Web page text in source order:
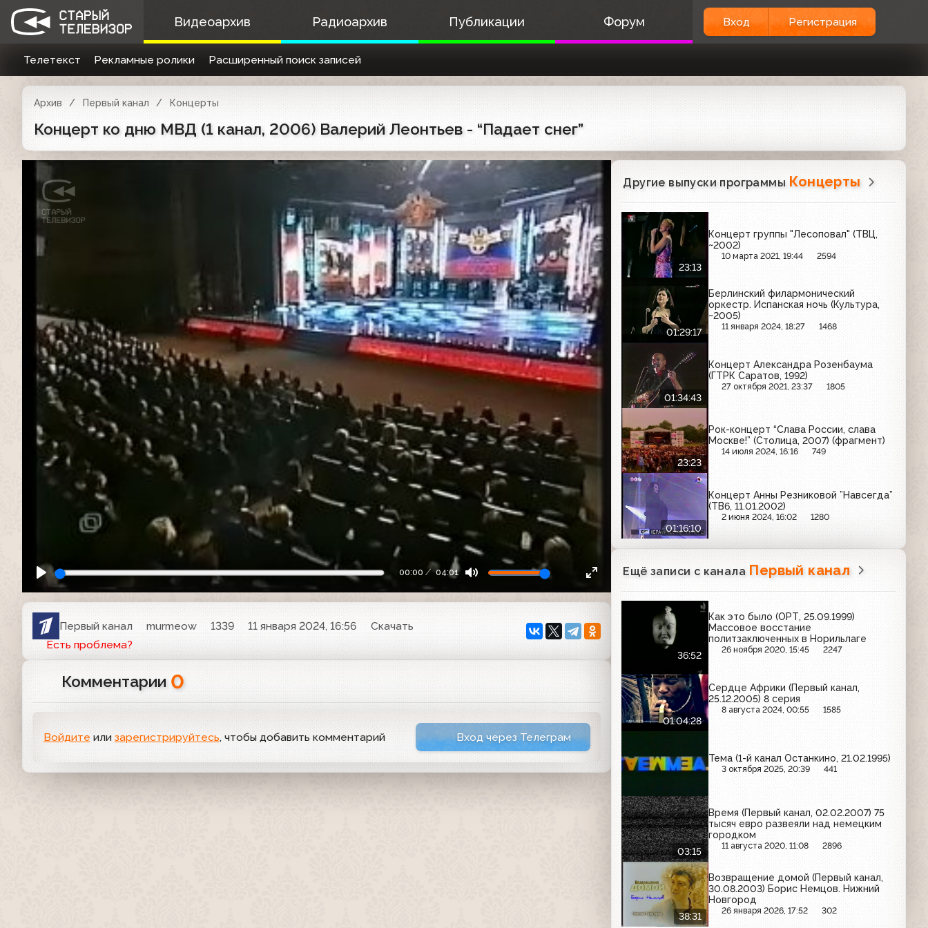
Видеоархив Радиоархив Публикации Форум Вход Регистрация
Телетекст Рекламные ролики Расширенный поиск записей
Архив Первый канал Концерты
Концерт ко дню МВД (1 канал, 2006) Валерий Леонтьев - “Падает снег”
00:00 04:01
Первый канал murmeow 1339 11 января 2024, 16:56
Скачать
Есть проблема?
Комментарии 0
Войдите или зарегистрируйтесь, чтобы добавить комментарий Вход через Телеграм
Другие выпуски программы Концерты
23:13
Концерт группы "Лесоповал" (ТВЦ,
~2002)
10 марта 2021, 19:44 2594
01:29:17
Берлинский филармонический
оркестр. Испанская ночь (Культура,
~2005)
11 января 2024, 18:27 1468
01:34:43
Концерт Александра Розенбаума
(ГТРК Саратов, 1992)
27 октября 2021, 23:37 1805
23:23
Рок-концерт “Слава России, слава
Москве!” (Столица, 2007) (фрагмент)
14 июля 2024, 16:16 749
01:16:10
Концерт Анны Резниковой ”Навсегда”
(ТВ6, 11.01.2002)
2 июня 2024, 16:02 1280
Ещё записи с канала Первый канал
36:52
Как это было (ОРТ, 25.09.1999)
Массовое восстание
политзаключенных в Норильлаге
26 ноября 2020, 15:45 2247
01:04:28
Сердце Африки (Первый канал,
25.12.2005) 8 серия
8 августа 2024, 00:55 1585
Тема (1-й канал Останкино, 21.02.1995)
3 октября 2025, 20:39 441
03:15
Время (Первый канал, 02.02.2007) 75
тысяч евро развеяли над немецким
городком
11 августа 2020, 11:08 2896
38:31
Возвращение домой (Первый канал,
30.08.2003) Борис Немцов. Нижний
Новгород
26 января 2026, 17:52 302